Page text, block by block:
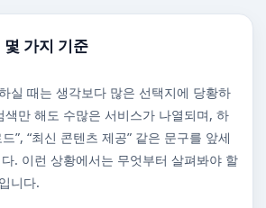
가지 기준
실 때는 생각보다 많은 선택지에 당황하
만 해도 수많은 서비스가 나열되며, 하
”, “최신 콘텐츠 제공” 같은 문구를 앞세
. 이런 상황에서는 무엇부터 살펴봐야 할
니다.